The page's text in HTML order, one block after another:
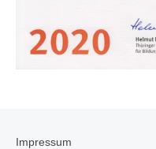
Impressum